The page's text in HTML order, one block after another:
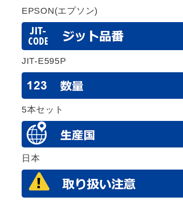
EPSON(エプソン)
JIT-E595P
5本セット
日本